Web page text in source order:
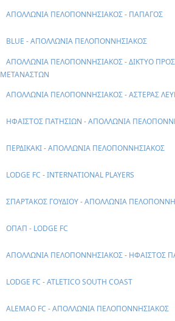
ΑΠΟΛΛΩΝΙΑ ΠΕΛΟΠΟΝΝΗΣΙΑΚΟΣ - ΠΑΠΑΓΟΣ
BLUE - ΑΠΟΛΛΩΝΙΑ ΠΕΛΟΠΟΝΝΗΣΙΑΚΟΣ
ΑΠΟΛΛΩΝΙΑ ΠΕΛΟΠΟΝΝΗΣΙΑΚΟΣ - ΔΙΚΤΥΟ
ΜΕΤΑΝΑΣΤΩΝ
ΑΠΟΛΛΩΝΙΑ ΠΕΛΟΠΟΝΝΗΣΙΑΚΟΣ - ΑΣΤΕΡΑΣ
ΗΦΑΙΣΤΟΣ ΠΑΤΗΣΙΩΝ - ΑΠΟΛΛΩΝΙΑ
ΠΕΡΔΙΚΑΚΙ - ΑΠΟΛΛΩΝΙΑ ΠΕΛΟΠΟΝΝΗΣΙΑΚΟΣ
LODGE FC - INTERNATIONAL PLAYERS
ΣΠΑΡΤΑΚΟΣ ΓΟΥΔΙΟΥ - ΑΠΟΛΛΩΝΙΑ
ΟΠΑΠ - LODGE FC
ΑΠΟΛΛΩΝΙΑ ΠΕΛΟΠΟΝΝΗΣΙΑΚΟΣ - ΗΦΑΙΣΤΟΣ
LODGE FC - ATLETICO SOUTH COAST
ALEMAO FC - ΑΠΟΛΛΩΝΙΑ ΠΕΛΟΠΟΝΝΗΣΙΑΚΟΣ